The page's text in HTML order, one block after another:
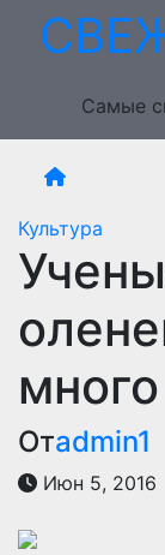
Перейти
Самые
Культура
Отadmin1
Июн 5, 2016